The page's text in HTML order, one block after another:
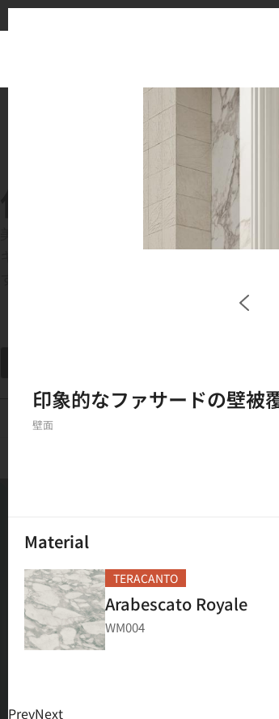
印象的なファサードの壁被
壁面
Material
TERACANTO
Arabescato Royale
WM004
PrevNext
使用イメージ
美しい商業施設や住宅空間で、LX
キッチンやバスルームなどの主要スペー
結果